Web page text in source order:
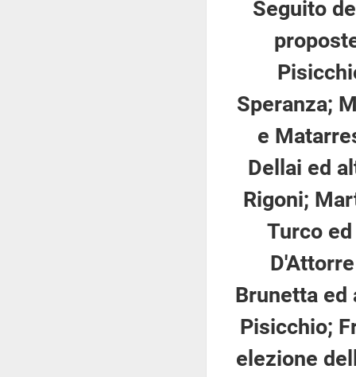
Seguito
Speranza;
e
Dellai ed
Rigoni;
Turco
Brunetta ed
Pisicchio;
elezione